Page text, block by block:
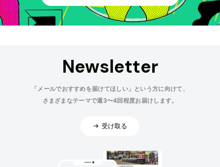
Newsletter
「メールでおすすめを届けてほしい」という方に向けて、
さまざまなテーマで週3〜4回程度お届けします。
受け取る